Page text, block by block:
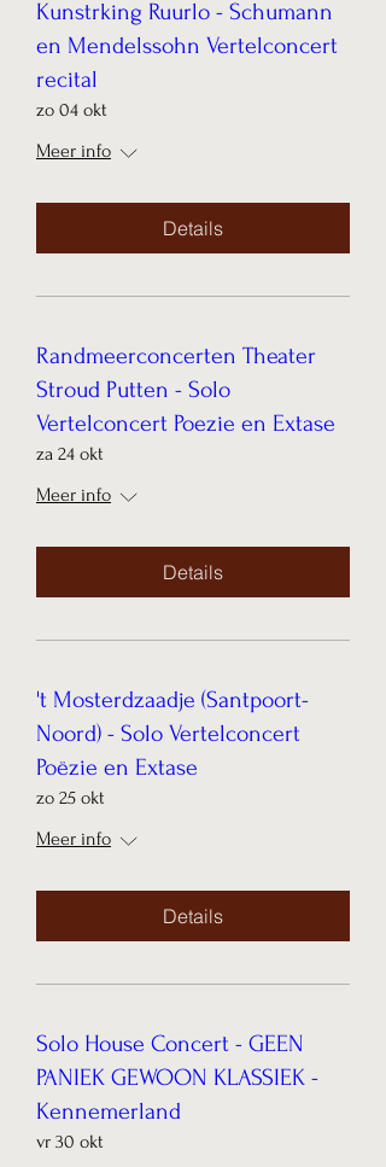
Kunstrking Ruurlo - Schumann
en Mendelssohn Vertelconcert
recital
zo 04 okt
Meer info
Details
Randmeerconcerten Theater
Stroud Putten - Solo
Vertelconcert Poezie en Extase
za 24 okt
Meer info
Details
't Mosterdzaadje (Santpoort-
Noord) - Solo Vertelconcert
Poëzie en Extase
zo 25 okt
Meer info
Details
Solo House Concert - GEEN
PANIEK GEWOON KLASSIEK -
Kennemerland
vr 30 okt